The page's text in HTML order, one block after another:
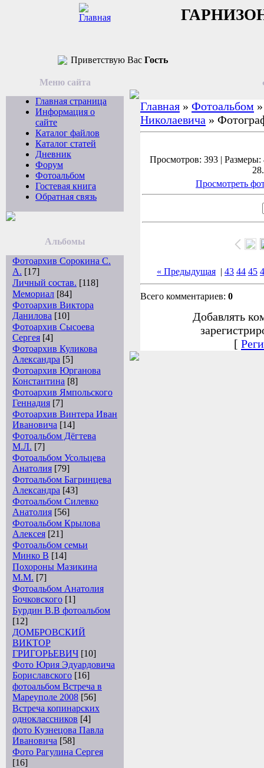
Приветствую Вас Гость
Меню сайта
Главная страница
Информация о
сайте
Каталог файлов
Каталог статей
Дневник
Форум
Фотоальбом
Гостевая книга
Обратная связь
Альбомы
Фотоархив Сорокина С.
А. [17]
Личный состав. [118]
Мемориал [84]
Фотоархив Виктора
Данилова [10]
Фотоархив Сысоева
Сергея [4]
Фотоархив Куликова
Александра [5]
Фотоархив Юрганова
Константина [8]
Фотоархив Ямпольского
Геннадия [7]
Фотоархив Винтера Иван
Ивановича [14]
Фотоальбом Дёгтева
М.Л. [7]
Фотоальбом Усольцева
Анатолия [79]
Фотоальбом Багринцева
Александра [43]
Фотоальбом Силевко
Анатолия [56]
Фотоальбом Крылова
Алексея [21]
Фотоальбом семьи
Минко В [14]
Похороны Мазикина
М.М. [7]
Фотоальбом Анатолия
Бочковского [1]
Бурдин В.В фотоальбом
[12]
ДОМБРОВСКИЙ
ВИКТОР
ГРИГОРЬЕВИЧ [10]
Фото Юрия Эдуардовича
Бориславского [16]
фотоальбом Встреча в
Мареуполе 2008 [56]
Встреча копинарских
одноклассников [4]
фото Кузнецова Павла
Ивановича [58]
Фото Рагулина Сергея
[16]
Главная » Фотоальбом
Николаевича »
Просмотров: 393 |
Просмотреть
« Предыдущая | 43 44 45
Всего комментариев: 0
Добавлять
[